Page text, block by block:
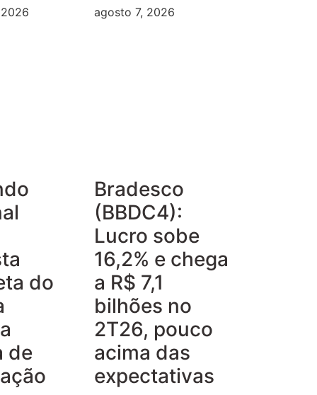
agosto 7, 2026
do
de
Bradesco
(BBDC4):
Lucro sobe
16,2% e chega
a R$ 7,1
bilhões no
2T26, pouco
acima das
expectativas